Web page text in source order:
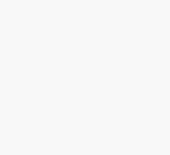
lịch
trong ngày: